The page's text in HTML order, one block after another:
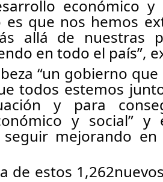
económico
es que nos hemos
allá de nuestras
en todo el país”,
“un gobierno
todos estemos
y para
y social” y
seguir mejorando
de estos